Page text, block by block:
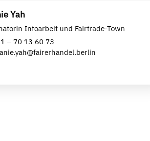
Yah
Infoarbeit und Fairtrade-Town
– 70 13 60 73